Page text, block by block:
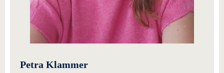
Petra Klammer